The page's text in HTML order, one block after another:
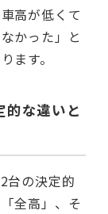
高が低くて
かった」と
ます。
的な違いと
台の決定的
全高」、そ